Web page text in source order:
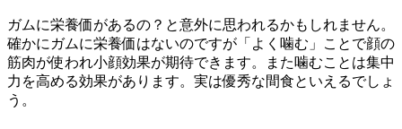
ガムに栄養価があるの？と意外に思われるかもしれません。
確かにガムに栄養価はないのですが「よく噛む」ことで顔の
筋肉が使われ小顔効果が期待できます。また噛むことは集中
力を高める効果があります。実は優秀な間食といえるでしょ
う。